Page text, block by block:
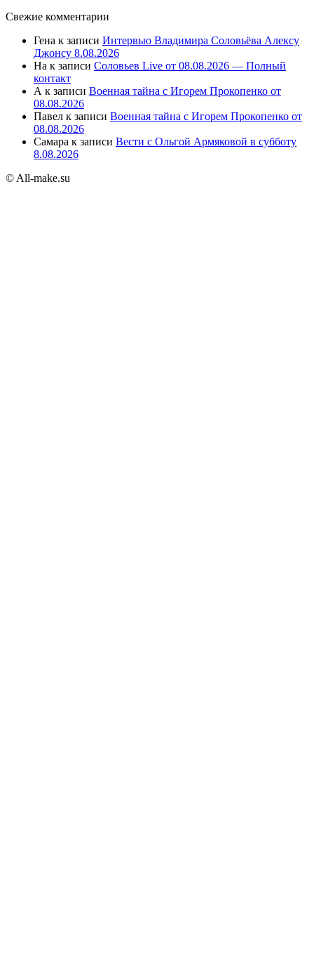
Свежие комментарии
Гена к записи Интервью Владимира Соловьёва Алексу
Джонсу 8.08.2026
На к записи Соловьев Live от 08.08.2026 — Полный
контакт
А к записи Военная тайна с Игорем Прокопенко от
08.08.2026
Павел к записи Военная тайна с Игорем Прокопенко от
08.08.2026
Самара к записи Вести с Ольгой Армяковой в субботу
8.08.2026
© All-make.su